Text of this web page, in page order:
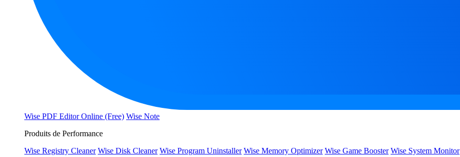
Wise PDF Editor Online (Free) Wise Note
Produits de Performance
Wise Registry Cleaner Wise Disk Cleaner Wise Program Uninstaller Wise Memory Optimizer Wise Game Booster Wise System Monitor